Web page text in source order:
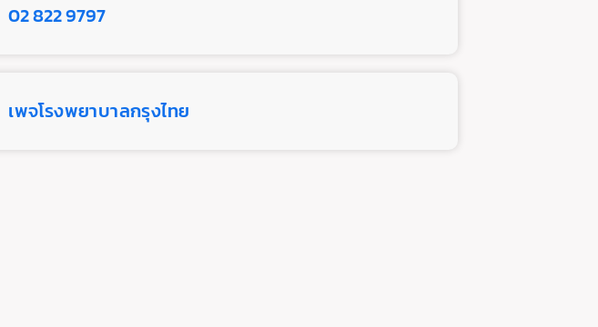
02 822 9797
เพจโรงพยาบาลกรุงไทย